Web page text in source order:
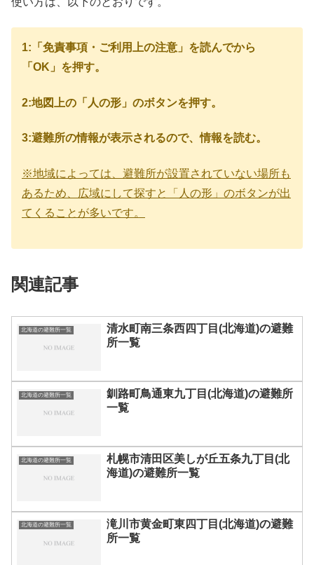
1:「免責事項・ご利用上の注意」を読んでから
「OK」を押す。
2:地図上の「人の形」のボタンを押す。
3:避難所の情報が表示されるので、情報を読む。
※地域によっては、避難所が設置されていない場所も
あるため、広域にして探すと「人の形」のボタンが出
てくることが多いです。
関連記事
北海道の避難所一覧
清水町南三条西四丁目(北海道)の避難
所一覧
北海道の避難所一覧
釧路町鳥通東九丁目(北海道)の避難所
一覧
北海道の避難所一覧
札幌市清田区美しが丘五条九丁目(北
海道)の避難所一覧
北海道の避難所一覧
滝川市黄金町東四丁目(北海道)の避難
所一覧